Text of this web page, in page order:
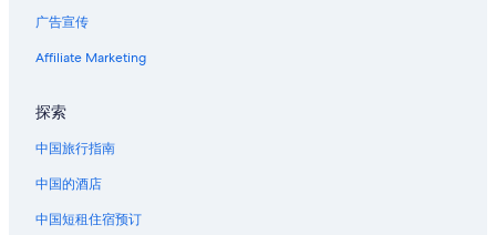
广告宣传
Affiliate Marketing
探索
中国旅行指南
中国的酒店
中国短租住宿预订